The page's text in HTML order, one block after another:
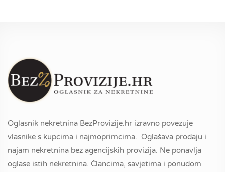
Oglasnik nekretnina BezProvizije.hr izravno povezuje
vlasnike s kupcima i najmoprimcima. Oglašava prodaju i
najam nekretnina bez agencijskih provizija. Ne ponavlja
oglase istih nekretnina. Člancima, savjetima i ponudom